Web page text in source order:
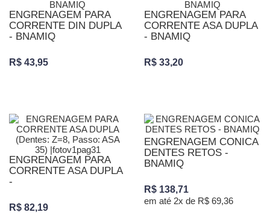
ENGRENAGEM PARA
CORRENTE DIN DUPLA
- BNAMIQ
R$ 43,95
ENGRENAGEM PARA
CORRENTE ASA DUPLA
- BNAMIQ
R$ 33,20
ENGRENAGEM PARA
CORRENTE ASA DUPLA
-
R$ 82,19
ENGRENAGEM CONICA
DENTES RETOS -
BNAMIQ
R$ 138,71
em até 2x de R$ 69,36